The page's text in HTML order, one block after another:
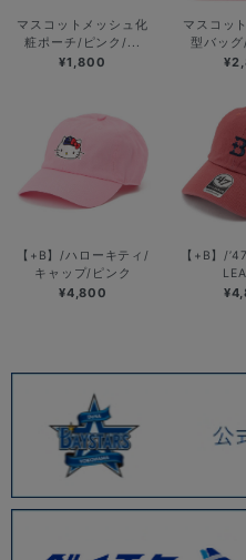
マスコットメッシュ化
粧ポーチ/ピンク/...
¥1,800
マスコッ
型バッ
【+B】/ハローキティ/
キャップ/ピンク
¥4,800
【+B】/